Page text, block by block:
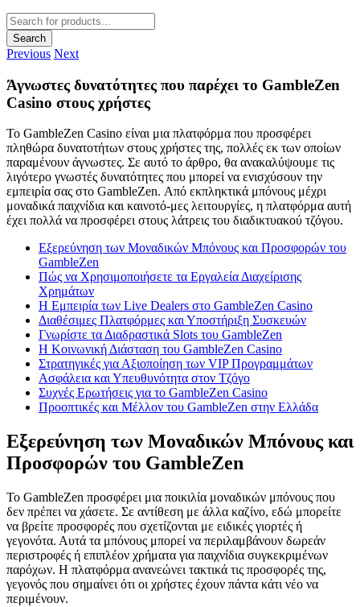
Products
search
Search
Previous Next
Άγνωστες δυνατότητες που παρέχει το GambleZen
Casino στους χρήστες
Το GambleZen Casino είναι μια πλατφόρμα που προσφέρει
πληθώρα δυνατοτήτων στους χρήστες της, πολλές εκ των οποίων
παραμένουν άγνωστες. Σε αυτό το άρθρο, θα ανακαλύψουμε τις
λιγότερο γνωστές δυνατότητες που μπορεί να ενισχύσουν την
εμπειρία σας στο GambleZen. Από εκπληκτικά μπόνους μέχρι
μοναδικά παιχνίδια και καινοτό-μες λειτουργίες, η πλατφόρμα αυτή
έχει πολλά να προσφέρει στους λάτρεις του διαδικτυακού τζόγου.
Εξερεύνηση των Μοναδικών Μπόνους και Προσφορών του
GambleZen
Πώς να Χρησιμοποιήσετε τα Εργαλεία Διαχείρισης
Χρημάτων
Η Εμπειρία των Live Dealers στο GambleZen Casino
Διαθέσιμες Πλατφόρμες και Υποστήριξη Συσκευών
Γνωρίστε τα Διαδραστικά Slots του GambleZen
Η Κοινωνική Διάσταση του GambleZen Casino
Στρατηγικές για Αξιοποίηση των VIP Προγραμμάτων
Ασφάλεια και Υπευθυνότητα στον Τζόγο
Συχνές Ερωτήσεις για το GambleZen Casino
Προοπτικές και Μέλλον του GambleZen στην Ελλάδα
Εξερεύνηση των Μοναδικών Μπόνους και
Προσφορών του GambleZen
Το GambleZen προσφέρει μια ποικιλία μοναδικών μπόνους που
δεν πρέπει να χάσετε. Σε αντίθεση με άλλα καζίνο, εδώ μπορείτε
να βρείτε προσφορές που σχετίζονται με ειδικές γιορτές ή
γεγονότα. Αυτά τα μπόνους μπορεί να περιλαμβάνουν δωρεάν
περιστροφές ή επιπλέον χρήματα για παιχνίδια συγκεκριμένων
παρόχων. Η πλατφόρμα ανανεώνει τακτικά τις προσφορές της,
γεγονός που σημαίνει ότι οι χρήστες έχουν πάντα κάτι νέο να
περιμένουν.